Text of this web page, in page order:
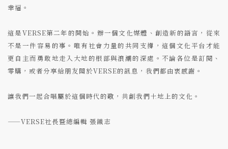
幸福。
這是VERSE第二年的開始。辦一個文化媒體、創造新的語言，從來
不是一件容易的事。唯有社會力量的共同支撐，這個文化平台才能
更自主而勇敢地走入大地的根部與浪潮的深處。不論各位是訂閱、
零購，或者分享給朋友關於VERSE的訊息，我們都由衷感謝。
讓我們一起合唱屬於這個時代的歌，共創我們土地上的文化。
——VERSE社長暨總編輯 張鐵志